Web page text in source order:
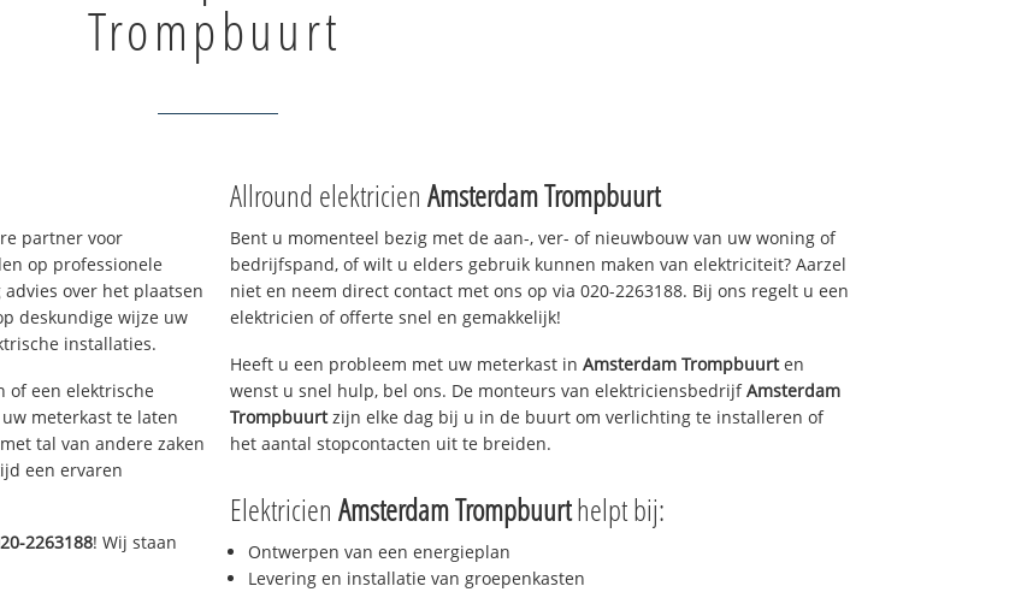
Trompbuurt
partner voor
op professionele
over het plaatsen
deskundige wijze uw
installaties.
of een elektrische
meterkast te laten
tal van andere zaken
een ervaren
2263188! Wij staan
Allround elektricien Amsterdam Trompbuurt
Bent u momenteel bezig met de aan-, ver- of nieuwbouw van uw woning of
bedrijfspand, of wilt u elders gebruik kunnen maken van elektriciteit? Aarzel
niet en neem direct contact met ons op via 020-2263188. Bij ons regelt u een
elektricien of offerte snel en gemakkelijk!
Heeft u een probleem met uw meterkast in Amsterdam Trompbuurten
wenst u snel hulp, bel ons. De monteurs van elektriciensbedrijfAmsterdam
Trompbuurtzijn elke dag bij u in de buurt om verlichting te installeren of
het aantal stopcontacten uit te breiden.
Elektricien Amsterdam Trompbuurthelpt bij:
Ontwerpen van een energieplan
Levering en installatie van groepenkasten